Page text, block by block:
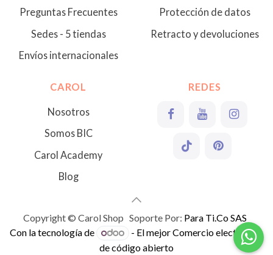
Preguntas Frecuentes
Sedes - 5 tiendas
Envíos internacionales
Protección de datos
Retracto y devoluciones
CAROL
Nosotros
Somos BIC
Carol Academy
Blog
REDES
Copyright © Carol Shop Soporte Por: Para Ti.Co SAS
Con la tecnología de
- El mejorComercio electrónico
de código abierto